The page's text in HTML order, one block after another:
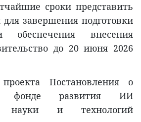
сроки представить
завершения подготовки
обеспечения внесения
до 20 июня 2026
Постановления о
фонде развития ИИ
науки и технологий